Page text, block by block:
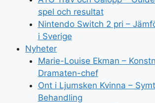
spel och resultat
Nintendo Switch 2 pri –
i Sverige
Nyheter
Marie-Louise Ekman –
Dramaten-chef
Ont i Ljumsken Kvinna –
Behandling